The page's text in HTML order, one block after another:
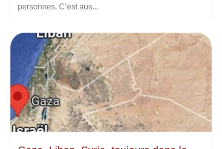
personnes. C’est aus...